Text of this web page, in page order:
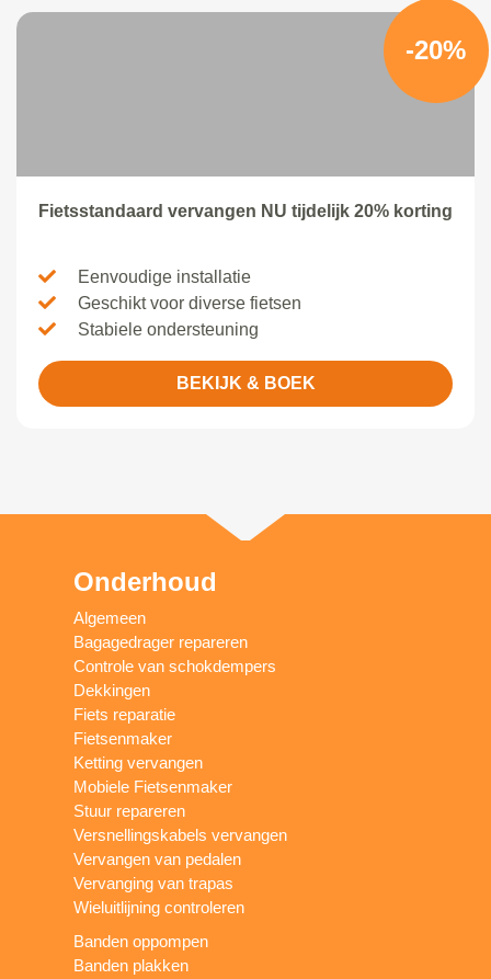
-20%
Fietsstandaard vervangen NU tijdelijk 20% korting
Eenvoudige installatie
Geschikt voor diverse fietsen
Stabiele ondersteuning
BEKIJK & BOEK
Onderhoud
Algemeen
Bagagedrager repareren
Controle van schokdempers
Dekkingen
Fiets reparatie
Fietsenmaker
Ketting vervangen
Mobiele Fietsenmaker
Stuur repareren
Versnellingskabels vervangen
Vervangen van pedalen
Vervanging van trapas
Wieluitlijning controleren
Banden oppompen
Banden plakken